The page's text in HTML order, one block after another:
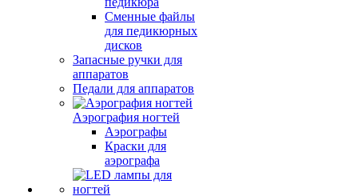
Сменные файлы
для педикюрных
дисков
Запасные ручки для
аппаратов
Педали для аппаратов
Аэрография ногтей
Аэрографы
Краски для
аэрографа